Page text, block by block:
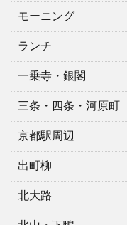
モーニング
ランチ
一乗寺・銀閣
三条・四条・河原町
京都駅周辺
出町柳
北大路